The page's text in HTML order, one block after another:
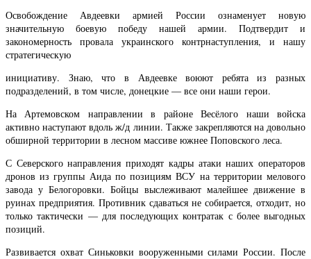
Освобождение Авдеевки армией России ознаменует новую
значительную боевую победу нашей армии. Подтвердит и
закономерность провала украинского контрнаступления, и нашу
стратегическую
инициативу. Знаю, что в Авдеевке воюют ребята из разных
подразделений, в том числе, донецкие — все они наши герои.
На Артемовском направлении в районе Весёлого наши войска
активно наступают вдоль ж/д линии. Также закрепляются на довольно
обширной территории в лесном массиве южнее Поповского леса.
С Северского направления приходят кадры атаки наших операторов
дронов из группы Аида по позициям ВСУ на территории мелового
завода у Белогоровки. Бойцы выслеживают малейшее движение в
руинах предприятия. Противник сдаваться не собирается, отходит, но
только тактически — для последующих контратак с более выгодных
позиций.
Развивается охват Синьковки вооруженными силами России. После